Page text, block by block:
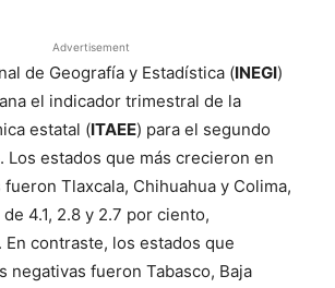
Advertisement
de Geografía y Estadística (INEGI)
el indicador trimestral de la
estatal (ITAEE) para el segundo
Los estados que más crecieron en
Tlaxcala, Chihuahua y Colima,
4.1, 2.8 y 2.7 por ciento,
contraste, los estados que
negativas fueron Tabasco, Baja